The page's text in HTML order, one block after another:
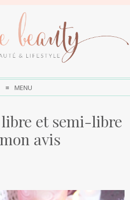
MENU
et semi-libre
avis